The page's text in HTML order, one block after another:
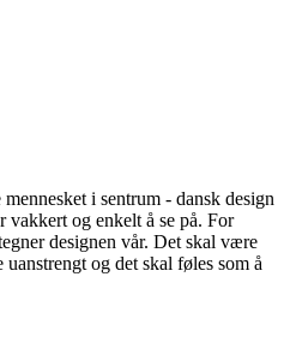
i sentrum - dansk design
vakkert og enkelt å se på. For
designen vår. Det skal være
og det skal føles som å